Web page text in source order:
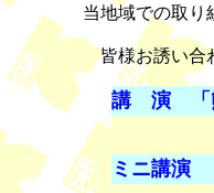
当地域での取り
皆様お誘い合
講 演
ミニ講演